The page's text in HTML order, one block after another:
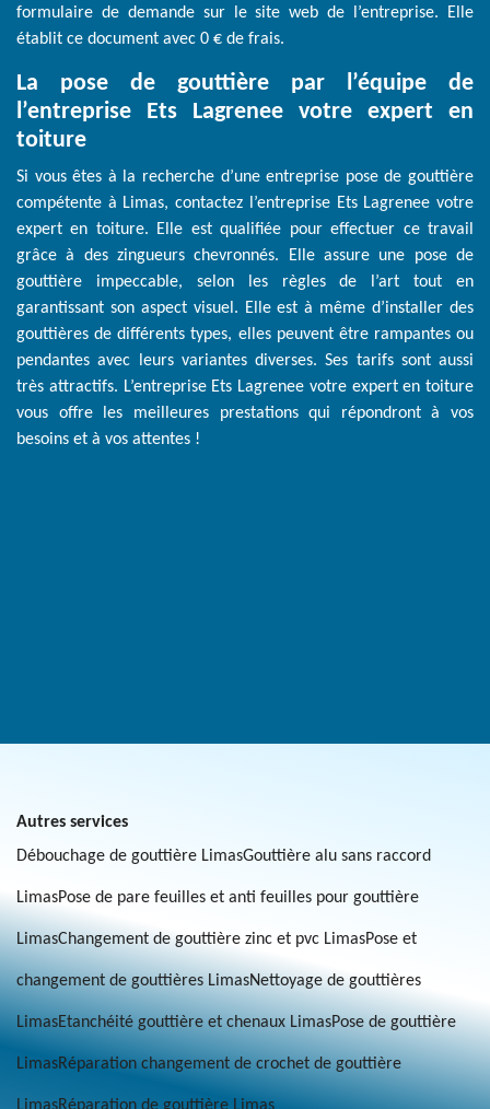
formulaire de demande sur le site web de l’entreprise. Elle
établit ce document avec 0 € de frais.
La pose de gouttière par l’équipe de
l’entreprise Ets Lagrenee votre expert en
toiture
Si vous êtes à la recherche d’une entreprise pose de gouttière
compétente à Limas, contactez l’entreprise Ets Lagrenee votre
expert en toiture. Elle est qualifiée pour effectuer ce travail
grâce à des zingueurs chevronnés. Elle assure une pose de
gouttière impeccable, selon les règles de l’art tout en
garantissant son aspect visuel. Elle est à même d’installer des
gouttières de différents types, elles peuvent être rampantes ou
pendantes avec leurs variantes diverses. Ses tarifs sont aussi
très attractifs. L’entreprise Ets Lagrenee votre expert en toiture
vous offre les meilleures prestations qui répondront à vos
besoins et à vos attentes !
Autres services
Débouchage de gouttière LimasGouttière alu sans raccord
LimasPose de pare feuilles et anti feuilles pour gouttière
LimasChangement de gouttière zinc et pvc LimasPose et
changement de gouttières LimasNettoyage de gouttières
LimasEtanchéité gouttière et chenaux LimasPose de gouttière
LimasRéparation changement de crochet de gouttière